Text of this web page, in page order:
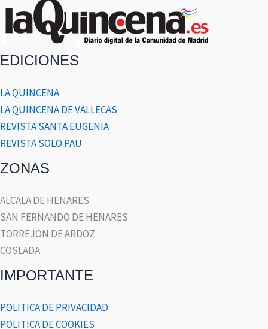
EDICIONES
LA QUINCENA
LA QUINCENA DE VALLECAS
REVISTA SANTA EUGENIA
REVISTA SOLO PAU
ZONAS
ALCALA DE HENARES
SAN FERNANDO DE HENARES
TORREJON DE ARDOZ
COSLADA
IMPORTANTE
POLITICA DE PRIVACIDAD
POLITICA DE COOKIES